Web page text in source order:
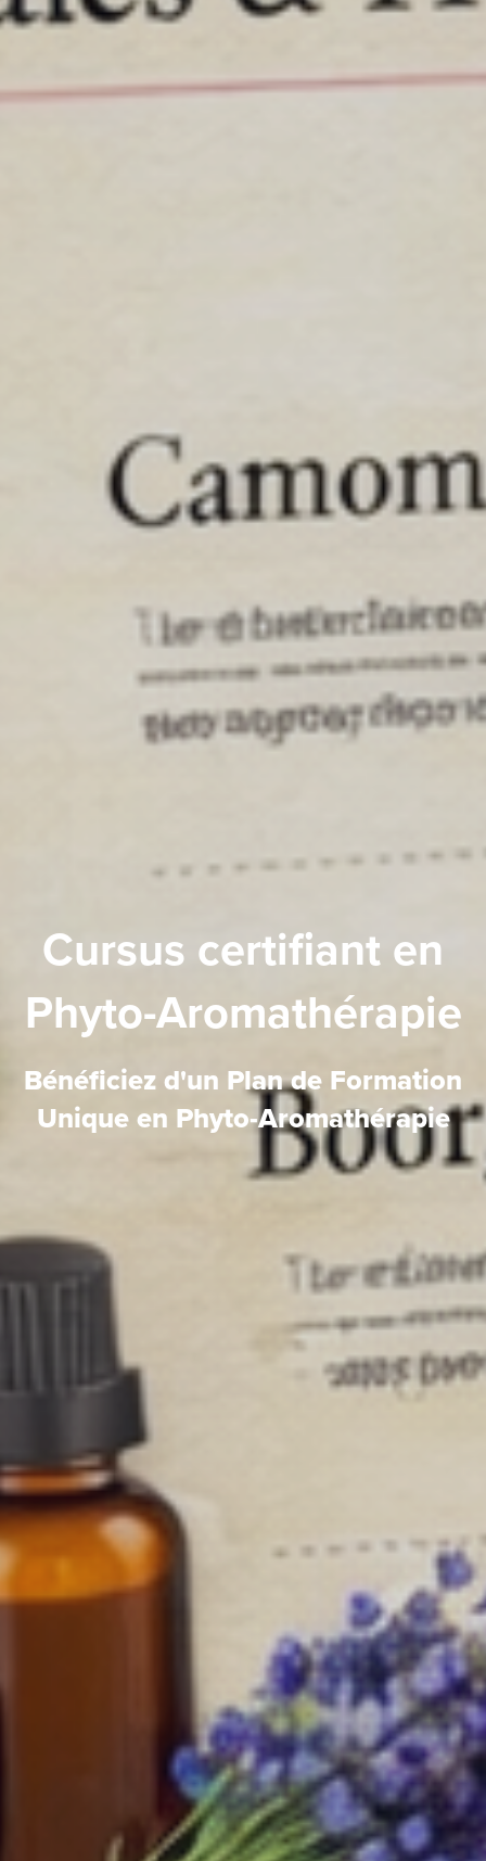
Cursus certifiant en
Phyto-Aromathérapie
Bénéficiez d'un Plan de Formation
Unique en Phyto-Aromathérapie